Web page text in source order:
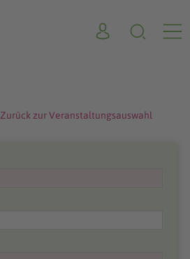
Zurück zur Veranstaltungsauswahl